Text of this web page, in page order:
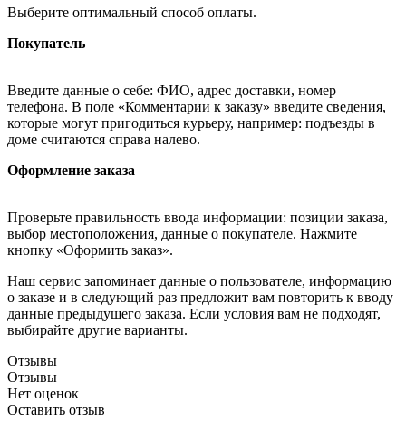
Выберите оптимальный способ оплаты.
Покупатель
Введите данные о себе: ФИО, адрес доставки, номер
телефона. В поле «Комментарии к заказу» введите сведения,
которые могут пригодиться курьеру, например: подъезды в
доме считаются справа налево.
Оформление заказа
Проверьте правильность ввода информации: позиции заказа,
выбор местоположения, данные о покупателе. Нажмите
кнопку «Оформить заказ».
Наш сервис запоминает данные о пользователе, информацию
о заказе и в следующий раз предложит вам повторить к вводу
данные предыдущего заказа. Если условия вам не подходят,
выбирайте другие варианты.
Отзывы
Отзывы
Нет оценок
Оставить отзыв